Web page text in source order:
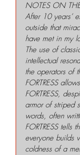
NOTES ON
After 10 years’
outside that
have met in my
The use of
intellectual
the operators of
FORTRESS
FORTRESS,
armor of striped
words, often
FORTRESS
everyone builds
coldness of a